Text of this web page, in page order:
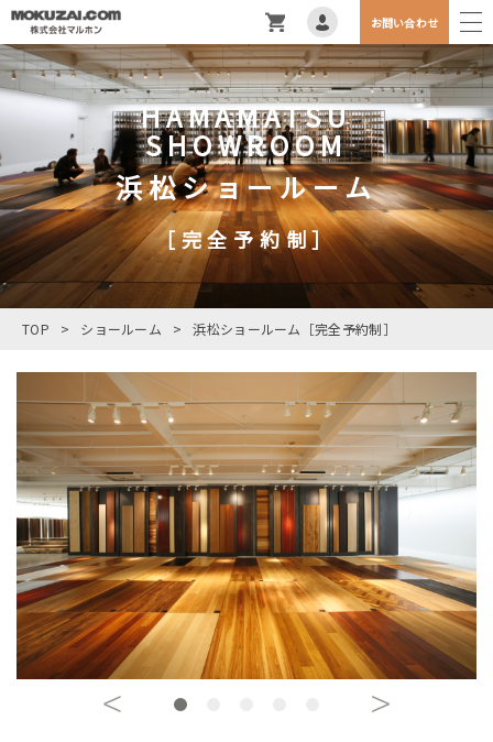
お問い合わせ
HAMAMATSU
SHOWROOM
浜松ショールーム
［完全予約制］
TOP > ショールーム > 浜松ショールーム［完全予約制］